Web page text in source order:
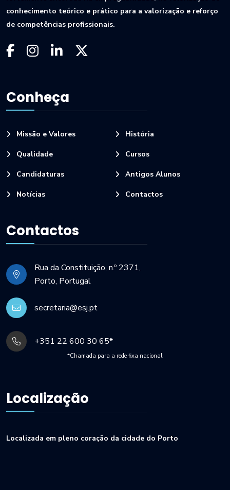
conhecimento teórico e prático para a valorização e reforço
de competências profissionais.
Conheça
Missão e Valores História
Qualidade Cursos
Candidaturas Antigos Alunos
Notícias Contactos
Contactos
Rua da Constituição, n.º 2371,
Porto, Portugal
secretaria@esj.pt
+351 22 600 30 65*
*Chamada para a rede fixa nacional
Localização
Localizada em pleno coração da cidade do Porto